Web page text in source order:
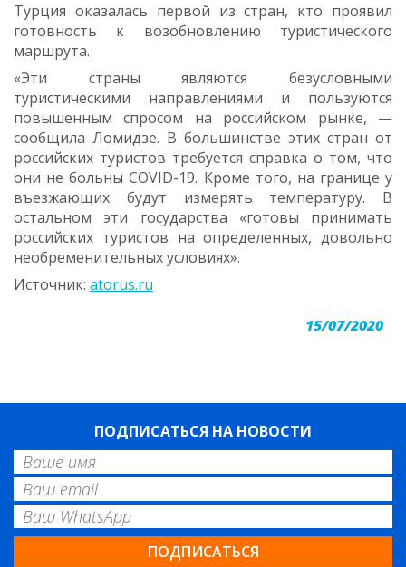
Турция оказалась первой из стран, кто проявил
готовность к возобновлению туристического
маршрута.
«Эти страны являются безусловными
туристическими направлениями и пользуются
повышенным спросом на российском рынке, —
сообщила Ломидзе. В большинстве этих стран от
российских туристов требуется справка о том, что
они не больны COVID-19. Кроме того, на границе у
въезжающих будут измерять температуру. В
остальном эти государства «готовы принимать
российских туристов на определенных, довольно
необременительных условиях».
Источник: atorus.ru
15/07/2020
ПОДПИСАТЬСЯ НА НОВОСТИ